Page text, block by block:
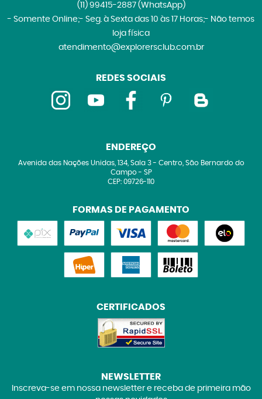
(11)99415-2887 (WhatsApp)
- Somente Online;- Seg. à Sexta das 10 às 17 Horas;- Não temos
loja física
atendimento@explorersclub.com.br
REDES SOCIAIS
ENDEREÇO
Avenida das Nações Unidas, 134, Sala 3- Centro, São Bernardo do
Campo- SP
CEP: 09726-110
FORMAS DE PAGAMENTO
CERTIFICADOS
NEWSLETTER
Inscreva-se em nossa newsletter e receba de primeira mão